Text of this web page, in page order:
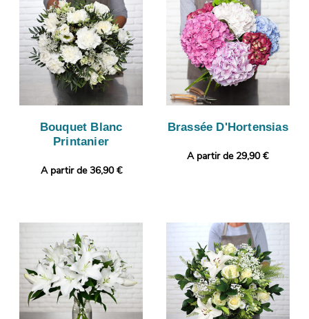
Bouquet Blanc
Printanier
A partir de 36,90 €
Brassée D'Hortensias
A partir de 29,90 €